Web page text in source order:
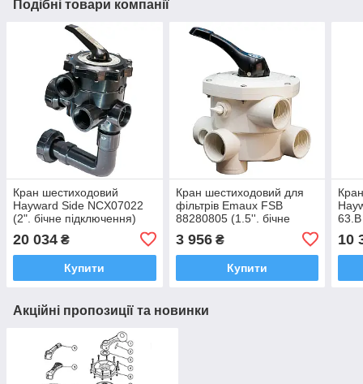
Подібні товари компанії
Кран шестиходовий
Hayward Side NCX07022
(2". бічне підключення)
20 034 ₴
Купити
Кран шестиходовий для
фільтрів Emaux FSB
88280805 (1.5''. бічне
3 956₴
Купити
63.B
10
Акційні пропозиції та новинки